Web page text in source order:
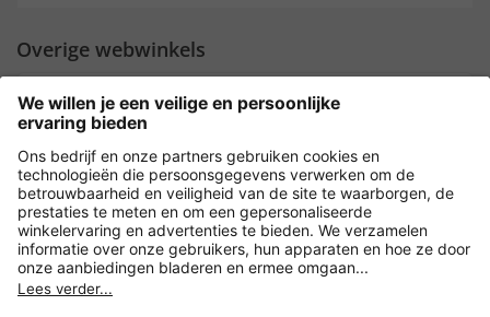
Overige webwinkels
Nederland
Payment and Delivery
Versleuteling met